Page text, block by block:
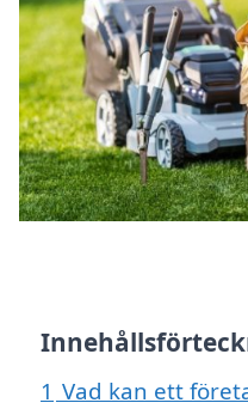
1 Vad kan ett